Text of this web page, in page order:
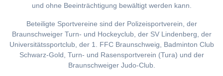
und ohne Beeinträchtigung bewältigt werden kann.
Beteiligte Sportvereine sind der Polizeisportverein, der
Braunschweiger Turn- und Hockeyclub, der SV Lindenberg, der
Universitätssportclub, der 1. FFC Braunschweig, Badminton Club
Schwarz-Gold, Turn- und Rasensportverein (Tura) und der
Braunschweiger Judo-Club.